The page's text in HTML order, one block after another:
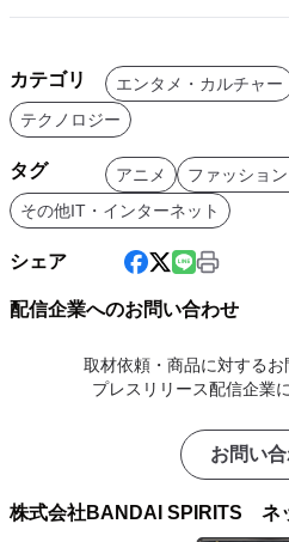
カテゴリ エンタメ・カルチャー
テクノロジー
タグ アニメ
ファッショ
その他IT・インターネット
シェア
配信企業へのお問い合わせ
取材依頼・商品に対するお
プレスリリース配信企業
お問い
株式会社BANDAI SPIRITS ネ